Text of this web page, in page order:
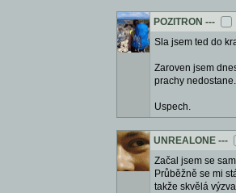
POZITRON ---
Sla jsem ted do
Zaroven jsem
prachy
Uspech.
UNREALONE ---
Začal jsem se
Průběžně se mi
takže skvělá